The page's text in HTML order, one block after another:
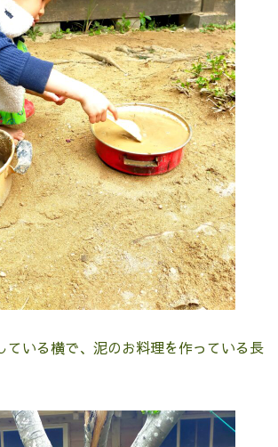
ている横で、泥のお料理を作っている長